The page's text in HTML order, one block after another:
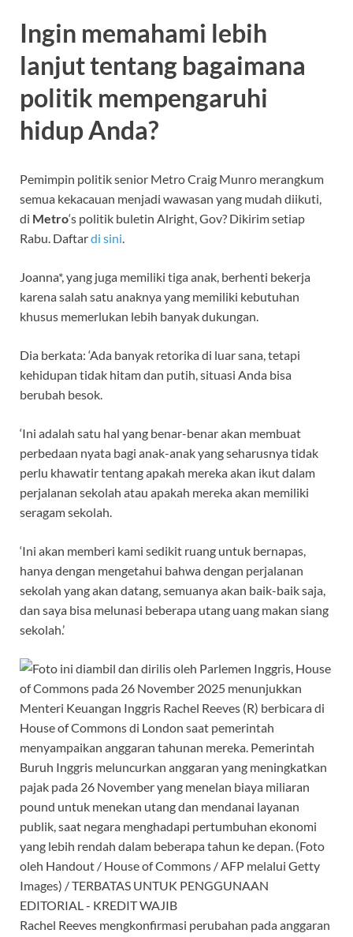
Ingin memahami lebih
lanjut tentang bagaimana
politik mempengaruhi
hidup Anda?
Pemimpin politik senior Metro Craig Munro merangkum
semua kekacauan menjadi wawasan yang mudah diikuti,
di Metro‘s politik buletin Alright, Gov? Dikirim setiap
Rabu. Daftardi sini
Joanna*, yang juga memiliki tiga anak, berhenti bekerja
karena salah satu anaknya yang memiliki kebutuhan
khusus memerlukan lebih banyak dukungan.
Dia berkata: ‘Ada banyak retorika di luar sana, tetapi
kehidupan tidak hitam dan putih, situasi Anda bisa
berubah besok.
‘Ini adalah satu hal yang benar-benar akan membuat
perbedaan nyata bagi anak-anak yang seharusnya tidak
perlu khawatir tentang apakah mereka akan ikut dalam
perjalanan sekolah atau apakah mereka akan memiliki
seragam sekolah.
‘Ini akan memberi kami sedikit ruang untuk bernapas,
hanya dengan mengetahui bahwa dengan perjalanan
sekolah yang akan datang, semuanya akan baik-baik saja,
dan saya bisa melunasi beberapa utang uang makan siang
sekolah.’
Rachel Reeves mengkonfirmasi perubahan pada anggaran